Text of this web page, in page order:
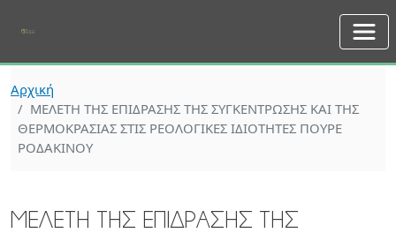
Αρχική
ΜΕΛΕΤΗ ΤΗΣ ΕΠΙΔΡΑΣΗΣ ΤΗΣ ΣΥΓΚΕΝΤΡΩΣΗΣ ΚΑΙ ΤΗΣ
ΘΕΡΜΟΚΡΑΣΙΑΣ ΣΤΙΣ ΡΕΟΛΟΓΙΚΕΣ ΙΔΙΟΤΗΤΕΣ ΠΟΥΡΕ
ΡΟΔΑΚΙΝΟΥ
ΜΕΛΕΤΗ ΤΗΣ ΕΠΙΔΡΑΣΗΣ ΤΗΣ